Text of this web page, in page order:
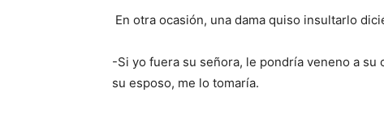
En otra ocasión, una dama quiso insultarlo
-Si yo fuera su señora, le
su esposo, me lo tomaría.